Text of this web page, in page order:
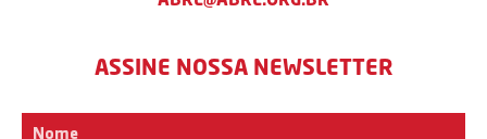
ASSINE NOSSA NEWSLETTER